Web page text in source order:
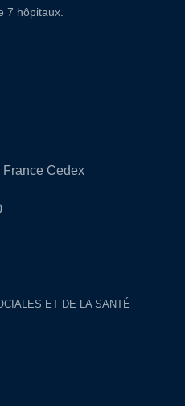
7 hôpitaux.
Cedex
ET DE LA SANTÉ